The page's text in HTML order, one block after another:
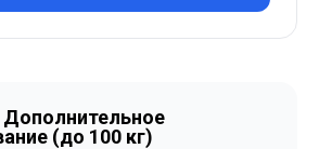
Дополнительное
(до 100 кг)